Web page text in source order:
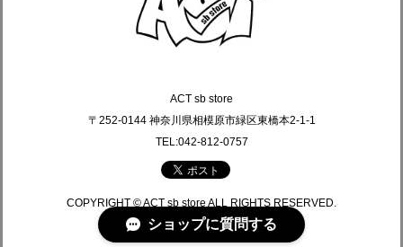
ACT sb store
〒252-0144 神奈川県相模原市緑区東橋本2-1-1
TEL:042-812-0757
COPYRIGHT © ACT sb store ALL RIGHTS RESERVED.
ショップに質問する